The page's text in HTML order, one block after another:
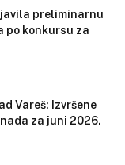
preliminarnu
konkursu za
Vareš: Izvršene
za juni 2026.